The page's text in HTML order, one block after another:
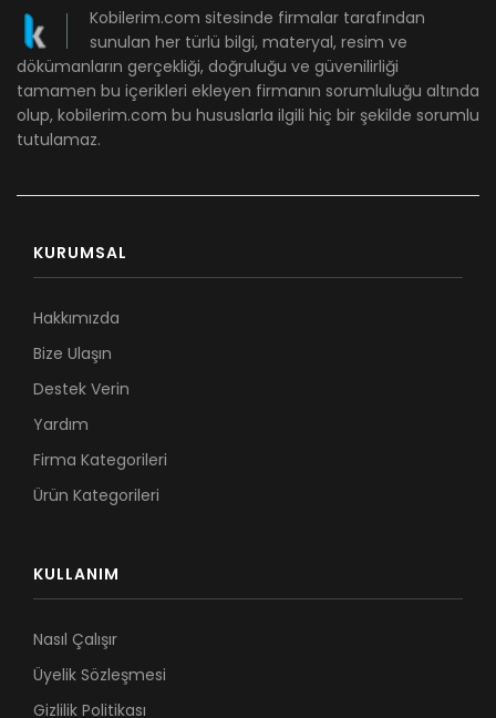
Kobilerim.com sitesinde firmalar tarafından
sunulan her türlü bilgi, materyal, resim ve
dökümanların gerçekliği, doğruluğu ve güvenilirliği
tamamen bu içerikleri ekleyen firmanın sorumluluğu altında
olup, kobilerim.com bu hususlarla ilgili hiç bir şekilde sorumlu
tutulamaz.
KURUMSAL
Hakkımızda
Bize Ulaşın
Destek Verin
Yardım
Firma Kategorileri
Ürün Kategorileri
KULLANIM
Nasıl Çalışır
Üyelik Sözleşmesi
Gizlilik Politikası